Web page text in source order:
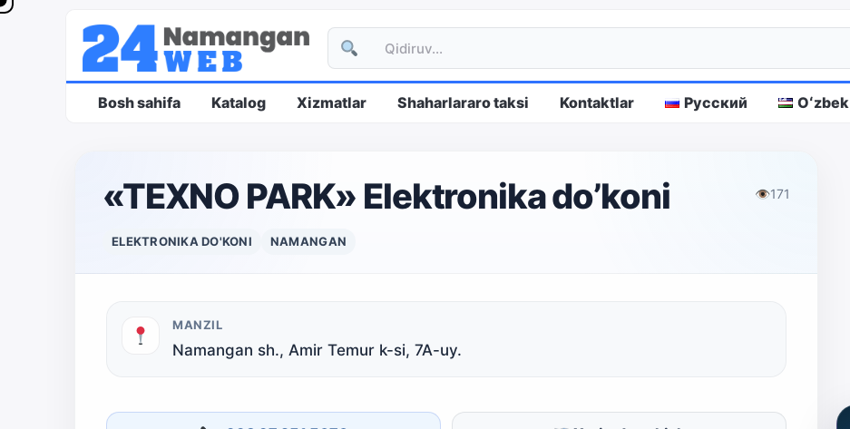
Bosh sahifa Katalog Xizmatlar Shaharlararo taksi Kontaktlar Русский Oʻzbek
«TEXNO PARK» Elektronika do’koni 👁171
ELEKTRONIKA DO'KONI NAMANGAN
MANZIL
Namangan sh., Amir Temur k-si, 7A-uy.